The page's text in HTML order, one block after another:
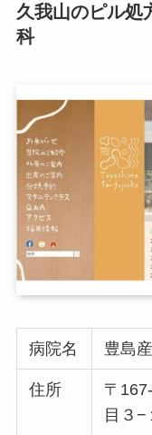
久我山のピル処
科
病院名 豊島
住所
〒
目３−